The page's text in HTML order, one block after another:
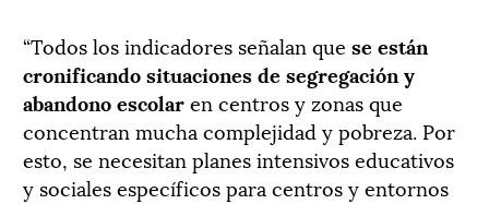
“Todos los indicadores señalan que se están
cronificando situaciones de segregación y
abandono escolaren centros y zonas que
concentran mucha complejidad y pobreza. Por
esto, se necesitan planes intensivos educativos
y sociales específicos para centros y entornos